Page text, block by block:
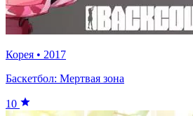
Корея • 2017
Баскетбол: Мертвая зона
10